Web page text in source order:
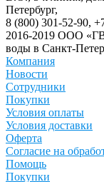
Петербург,
8 (800) 301-52-90,
2016-2019 ООО
воды в Санкт-
Компания
Новости
Сотрудники
Покупки
Условия оплаты
Условия доставки
Оферта
Согласие на
Помощь
Покупки